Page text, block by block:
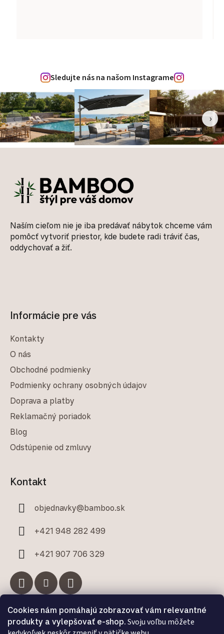
Cookies nám pomáhajú zobrazovať vám relevantné
produkty a vylepšovať e-shop. Svoju voľbu môžete
Sledujte nás na našom Instagrame
‹ ›
Naším cieľom nie je iba predávať nábytok chceme vám
pomôcť vytvoriť priestor, kde budete radi tráviť čas,
oddychovať a žiť.
Informácie pre vás
Kontakty
O nás
Obchodné podmienky
Podmienky ochrany osobných údajov
Doprava a platby
Reklamačný poriadok
Blog
Odstúpenie od zmluvy
Kontakt
objednavky@bamboo.sk
+421 948 282 499
+421 907 706 329
Facebook